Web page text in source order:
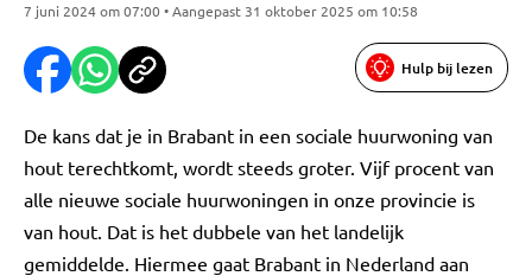
7 juni 2024 om 07:00 • Aangepast 31 oktober 2025 om 10:58
Hulp bij lezen
De kans dat je in Brabant in een sociale huurwoning van
hout terechtkomt, wordt steeds groter. Vijf procent van
alle nieuwe sociale huurwoningen in onze provincie is
van hout. Dat is het dubbele van het landelijk
gemiddelde. Hiermee gaat Brabant in Nederland aan